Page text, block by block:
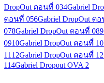
DropOut ตอนที่ 034Gabriel
ตอนที่ 056Gabriel DropOut ต
078Gabriel DropOut ตอนที่ 089
0910Gabriel DropOut ตอนที่ 10
11 12Gabriel DropOut ตอนที่
114Gabriel Dropout OVA 2